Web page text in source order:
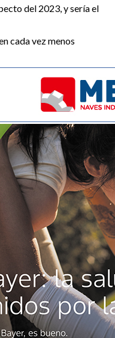
del 2023, y sería el
cada vez menos